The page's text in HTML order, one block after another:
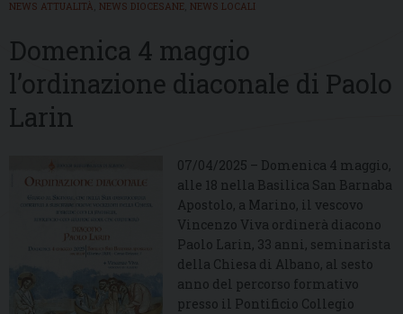
NEWS ATTUALITÀ NEWS DIOCESANE NEWS LOCALI
Domenica 4 maggio
l’ordinazione diaconale di Paolo
Larin
07/04/2025 – Domenica 4 maggio,
alle 18 nella Basi­lica San Barnaba
Apostolo, a Marino, il vescovo
Vincenzo Viva ordinerà diacono
Paolo Larin, 33 anni, seminarista
della Chiesa di Albano, al sesto
anno del percorso formativo
presso il Pontificio Collegio